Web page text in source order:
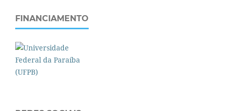
FINANCIAMENTO